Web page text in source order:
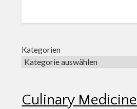
Kategorien
Culinary Medicine